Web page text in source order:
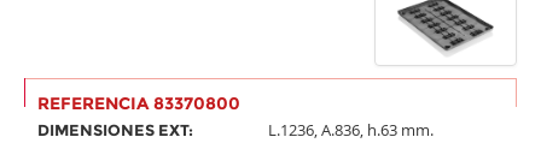
REFERENCIA 83370800
DIMENSIONES EXT: L.1236, A.836, h.63 mm.